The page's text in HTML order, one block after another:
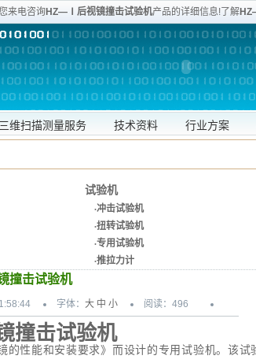
来电咨询HZ—Ⅰ后视镜撞击试验机产品的详细信息!了解
务专线:020-80905357
三维扫描测量服务 技术资料 行业方案
试验机
·冲击试验机
·扭转试验机
·专用试验机
·推拉力计
撞击试验机
字体： 大 中 小 阅读： 496
击试验机
性能和安装要求》而设计的专用试验机。该试